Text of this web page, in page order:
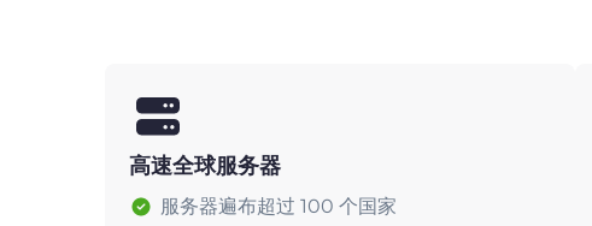
高速全球服务器
服务器遍布超过 100 个国家